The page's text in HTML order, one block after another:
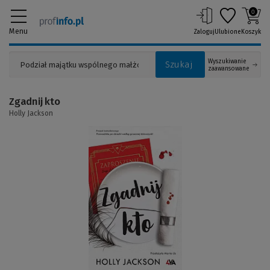
Menu
Szukaj
Wyszukiwanie
zaawansowane
ZalogujUlubione
0
Koszyk
Zgadnij kto
Holly Jackson